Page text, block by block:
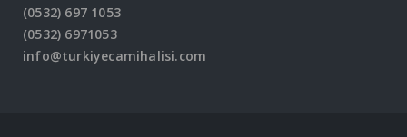
(0532) 697 1053
(0532) 6971053
info@turkiyecamihalisi.com